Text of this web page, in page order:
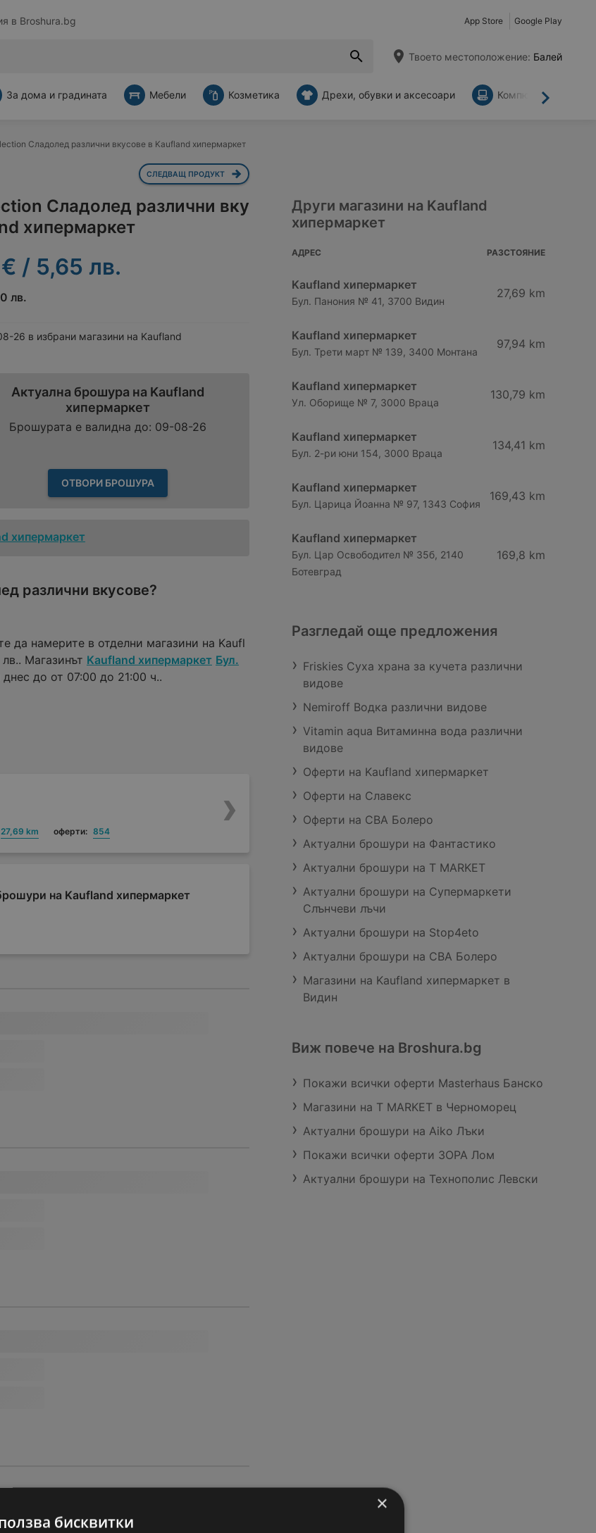
в Broshura.bg App Store Google Play
Твоето местоположение: Балей
Напред
За дома и градината Мебели Козметика Дрехи, обувки и аксесоари Компютри и
Сладолед различни вкусове в Kaufland хипермаркет
СЛЕДВАЩ ПРОДУКТ
Сладолед различни вку
хипермаркет
/ 5,65 лв.
лв.
26 в избрани магазини на Kaufland
Актуална брошура на Kaufland
хипермаркет
Брошурата е валидна до: 09-08-26
ОТВОРИ БРОШУРА
хипермаркет
различни вкусове?
да намерите в отделни магазини на Kaufl
Магазинът Kaufland хипермаркет Бул.
до от 07:00 до 21:00 ч..
27,69 km оферти: 854
на Kaufland хипермаркет
Други магазини на Kaufland
хипермаркет
АДРЕС РАЗСТОЯНИЕ
Kaufland хипермаркет
Бул. Панония № 41, 3700 Видин
27,69 km
Kaufland хипермаркет
Бул. Трети март № 139, 3400 Монтана
97,94 km
Kaufland хипермаркет
Ул. Оборище № 7, 3000 Враца
130,79 km
Kaufland хипермаркет
Бул. 2-ри юни 154, 3000 Враца
134,41 km
Kaufland хипермаркет
Бул. Царица Йоанна № 97, 1343 София
169,43 km
Kaufland хипермаркет
Бул. Цар Освободител № 35б, 2140
Ботевград
169,8 km
Разгледай още предложения
Friskies Суха храна за кучета различни
видове
Nemiroff Водка различни видове
Vitamin aqua Витаминна вода различни
видове
Оферти на Kaufland хипермаркет
Оферти на Славекс
Оферти на CBA Болеро
Актуални брошури на Фантастико
Актуални брошури на T MARKET
Актуални брошури на Супермаркети
Слънчеви лъчи
Актуални брошури на Stop4eto
Актуални брошури на CBA Болеро
Магазини на Kaufland хипермаркет в
Видин
Виж повече на Broshura.bg
Покажи всички оферти Masterhaus Банско
Магазини на T MARKET в Черноморец
Актуални брошури на Aiko Лъки
Покажи всички оферти ЗОРА Лом
Актуални брошури на Технополис Левски
×
бисквитки